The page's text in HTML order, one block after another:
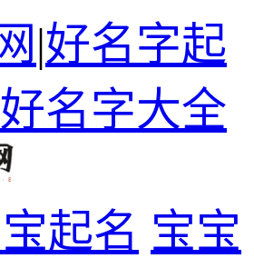
|好名字起
好名字大全
起名 宝宝